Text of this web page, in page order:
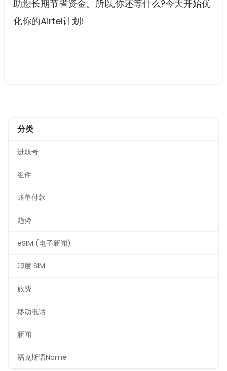
助您长期节省资金。所以,你还等什么?今天开始优
化你的Airtel计划!
分类
进取号
组件
账单付款
趋势
eSIM (电子新闻)
印度 SIM
旅费
移动电话
新闻
福克斯语Name